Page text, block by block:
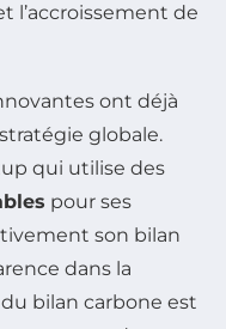
l’accroissement de
ont déjà
globale.
qui utilise des
pour ses
son bilan
dans la
bilan carbone est